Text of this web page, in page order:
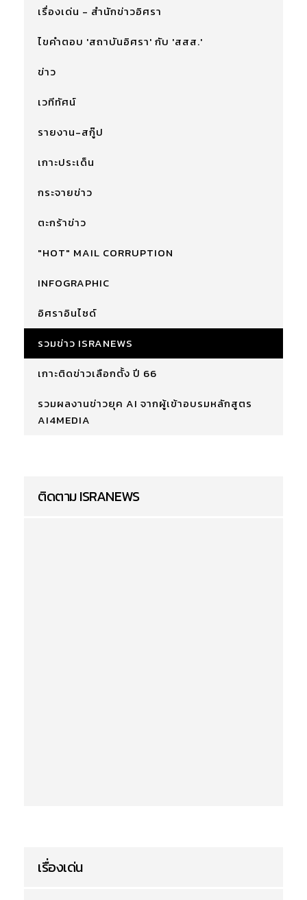
เรื่องเด่น - สำนักข่าวอิศรา
ไขคำตอบ 'สถาบันอิศรา' กับ 'สสส.'
ข่าว
เวทีทัศน์
รายงาน-สกู๊ป
เกาะประเด็น
กระจายข่าว
ตะกร้าข่าว
"HOT" MAIL CORRUPTION
INFOGRAPHIC
อิศราอินไซด์
รวมข่าว ISRANEWS
เกาะติดข่าวเลือกตั้ง ปี 66
รวมผลงานข่าวยุค AI จากผู้เข้าอบรมหลักสูตร
AI4MEDIA
ติดตาม ISRANEWS
เรื่องเด่น